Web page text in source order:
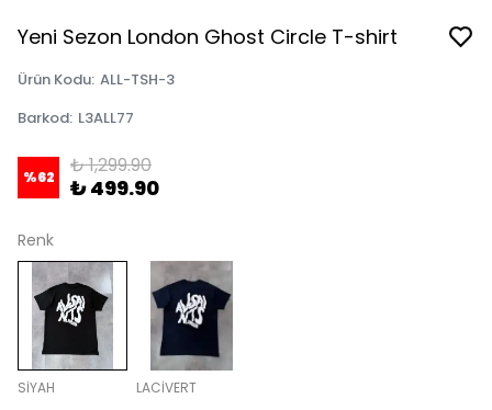
Yeni Sezon London Ghost Circle T-shirt
Ürün Kodu: ALL-TSH-3
Barkod: L3ALL77
%62 ₺ 1,299.90
₺ 499.90
Renk
SİYAH LACİVERT